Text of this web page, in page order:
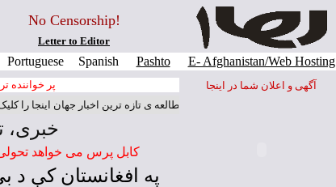
No Censorship!
Letter to Editor
Portuguese Spanish Pashto E- Afghanistan/Web Hosting
پر خواننده
برای مطالعه ی تازه ترين اخبار جهان اينجا را کليک کنيد
خبری،
کابل پرس می خواهد
په افغانستان كې د
آگهی و اعلان شما در اينجا